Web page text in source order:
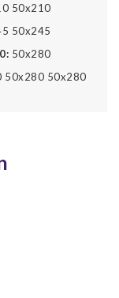
50x210
50x245
50x280
50x280 50x280